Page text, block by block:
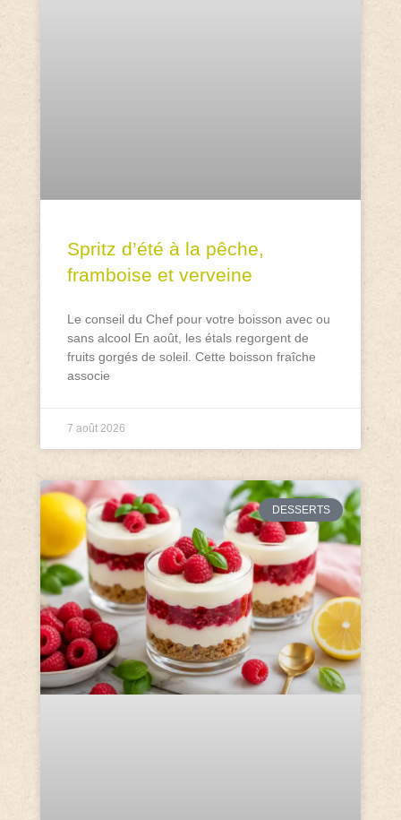
Spritz d’été à la pêche,
framboise et verveine
Le conseil du Chef pour votre boisson avec ou
sans alcool En août, les étals regorgent de
fruits gorgés de soleil. Cette boisson fraîche
associe
7 août 2026
DESSERTS